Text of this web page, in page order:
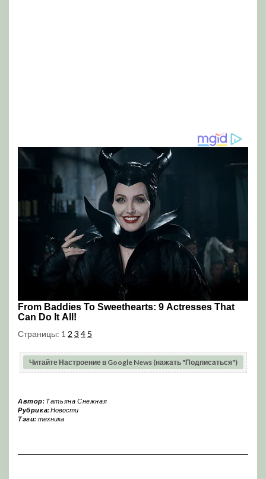
Страницы: 1 2 3 4 5
Читайте Настроение в Google News (нажать "Подписаться")
Автор: Татьяна Снежная
Рубрика:Новости
Тэги: техника